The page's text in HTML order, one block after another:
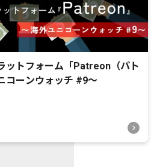
ットフォーム「Patreon（パト
コーンウォッチ #9〜